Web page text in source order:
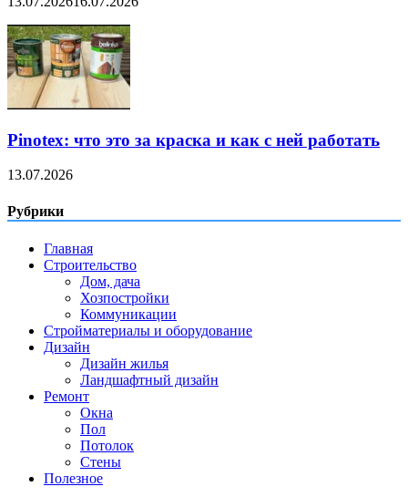
Pinotex: что это за краска и как с ней работать
13.07.2026
Рубрики
Главная
Строительство
Дом, дача
Хозпостройки
Коммуникации
Стройматериалы и оборудование
Дизайн
Дизайн жилья
Ландшафтный дизайн
Ремонт
Окна
Пол
Потолок
Стены
Полезное